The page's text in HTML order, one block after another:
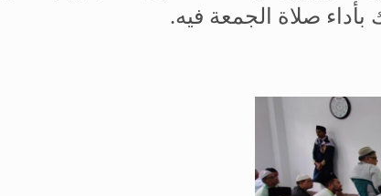
بأداء صلاة الجمعة فيه.